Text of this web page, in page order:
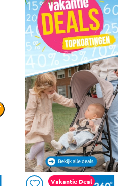
Vakantie Deal